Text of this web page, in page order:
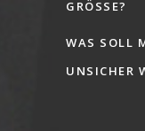
GRÖSSE?
WAS SOLL
UNSICHER